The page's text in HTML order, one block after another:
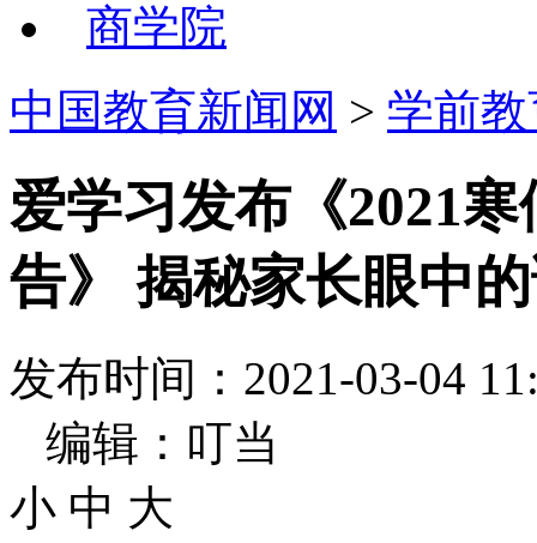
商学院
中国教育新闻网 > 学前
爱学习发布《2021
告》 揭秘家长眼中
发布时间：2021-03-04
编辑：叮当
小 中 大